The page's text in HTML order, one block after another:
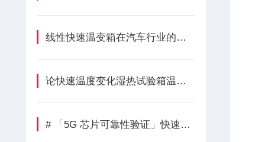
线性快速温变箱在汽车行业的五大核心作用解析
论快速温度变化湿热试验箱温度规范的重要性和必要性
# 「5G 芯片可靠性验证」快速温变试验箱在半导体行业的应用